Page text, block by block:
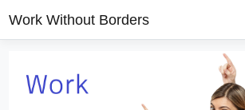
Work Without Borders